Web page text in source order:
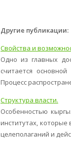
Другие публикации:
Свойства и
Одно из главных
считается
Процесс
Структура власти.
Особенностью
институтах,
целеполаганий и